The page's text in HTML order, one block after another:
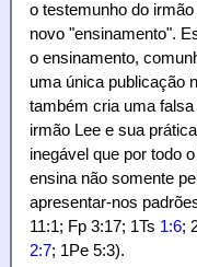
o testemunho do
novo "ensinamento".
o ensinamento,
uma única publicação
também cria uma
irmão Lee e sua
inegável que por todo
ensina não somente
apresentar-nos
11:1; Fp 3:17; 1Ts 1:6;
2:7; 1Pe 5:3).